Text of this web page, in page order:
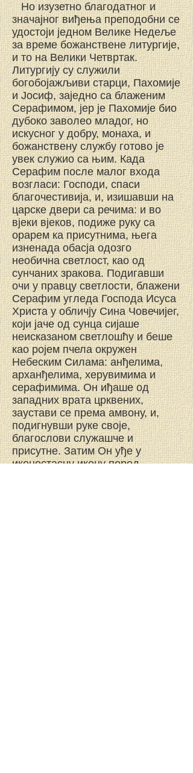
Но изузетно благодатног и
значајног виђења преподобни се
удостоји једном Велике Недеље
за време божанствене литургије,
и то на Велики Четвртак.
Литургију су служили
богобојажљиви старци, Пахомије
и Јосиф, заједно са блаженим
Серафимом, јер је Пахомије био
дубоко заволео младог, но
искусног у добру, монаха, и
божанствену службу готово је
увек служио са њим. Када
Серафим после малог входа
возгласи: Господи, спаси
благочестивија, и, изишавши на
царске двери са речима: и во
вјеки вјеков, подиже руку са
орарем ка присутнима, њега
изненада обасја одозго
необична светлост, као од
сунчаних зракова. Подигавши
очи у правцу светлости, блажени
Серафим угледа Господа Исуса
Христа у обличју Сина Човечијег,
који јаче од сунца сијаше
неисказаном светлошћу и беше
као ројем пчела окружен
Небеским Силама: анђелима,
арханђелима, херувимима и
серафимима. Он иђаше од
западних врата црквених,
заустави се према амвону, и,
подигнувши руке своје,
благослови служашче и
присутне. Затим Он уђе у
иконостасну икону поред